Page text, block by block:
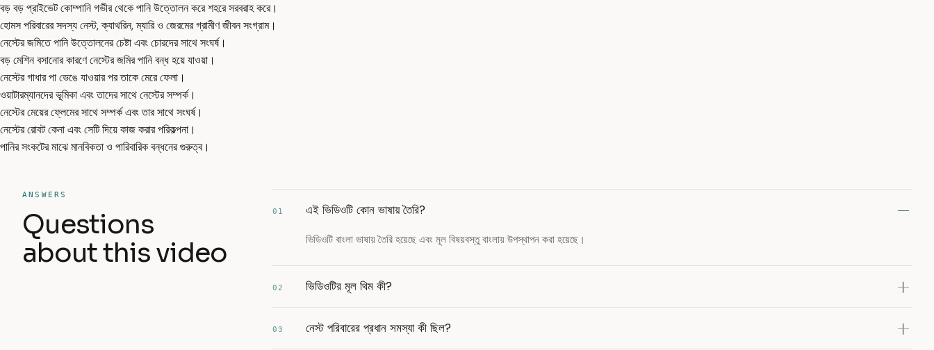
বড় বড় প্রাইভেট কোম্পানি গভীর থেকে পানি উত্তোলন করে শহরে সরবরাহ করে।
হোমস পরিবারের সদস্য নেস্ট, ক্যাথরিন, ম্যারি ও জেরমের গ্রামীণ জীবন সংগ্রাম।
নেস্টের জমিতে পানি উত্তোলনের চেষ্টা এবং চোরদের সাথে সংঘর্ষ।
বড় মেশিন বসানোর কারণে নেস্টের জমির পানি বন্ধ হয়ে যাওয়া।
নেস্টের গাধার পা ভেঙে যাওয়ার পর তাকে মেরে ফেলা।
ওয়াটারম্যানদের ভূমিকা এবং তাদের সাথে নেস্টের সম্পর্ক।
নেস্টের মেয়ের ফ্লেমের সাথে সম্পর্ক এবং তার সাথে সংঘর্ষ।
নেস্টের রোবট কেনা এবং সেটি দিয়ে কাজ করার পরিকল্পনা।
পানির সংকটের মাঝে মানবিকতা ও পারিবারিক বন্ধনের গুরুত্ব।
ANSWERS
Questions
about this video
01 এই ভিডিওটি কোন ভাষায় তৈরি?
ভিডিওটি বাংলা ভাষায় তৈরি হয়েছে এবং মূল বিষয়বস্তু বাংলায় উপস্থাপন করা হয়েছে।
02 ভিডিওটির মূল থিম কী?
03 নেস্ট পরিবারের প্রধান সমস্যা কী ছিল?